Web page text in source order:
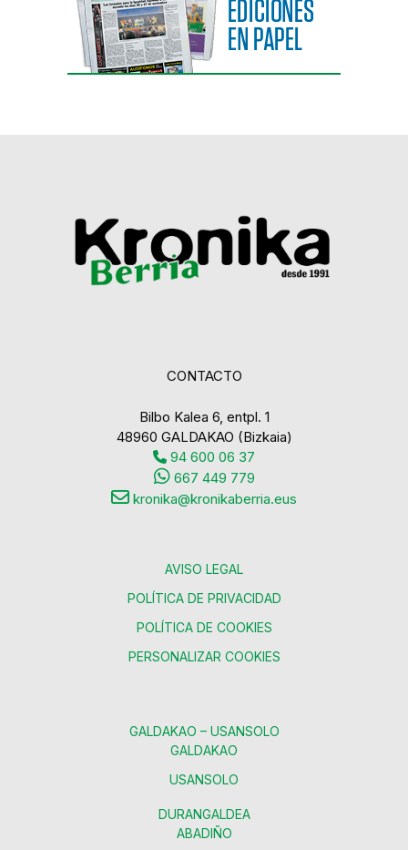
CONTACTO
Bilbo Kalea 6, entpl. 1
48960 GALDAKAO (Bizkaia)
94 600 06 37
667 449 779
kronika@kronikaberria.eus
AVISO LEGAL
POLÍTICA DE PRIVACIDAD
POLÍTICA DE COOKIES
PERSONALIZAR COOKIES
GALDAKAO – USANSOLO
GALDAKAO
USANSOLO
DURANGALDEA
ABADIÑO